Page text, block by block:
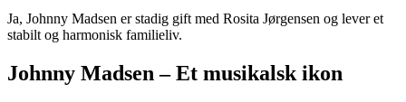
Ja, Johnny Madsen er stadig gift med Rosita Jørgensen og lever et
stabilt og harmonisk familieliv.
Johnny Madsen – Et musikalsk ikon